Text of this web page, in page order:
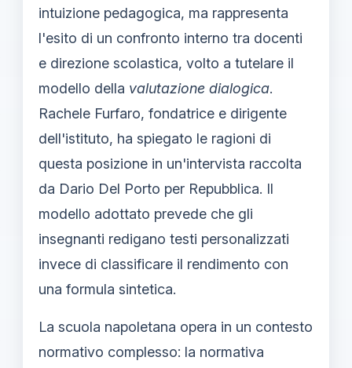
intuizione pedagogica, ma rappresenta
l'esito di un confronto interno tra docenti
e direzione scolastica, volto a tutelare il
modello della valutazione dialogica.
Rachele Furfaro, fondatrice e dirigente
dell'istituto, ha spiegato le ragioni di
questa posizione in un'intervista raccolta
da Dario Del Porto per Repubblica. Il
modello adottato prevede che gli
insegnanti redigano testi personalizzati
invece di classificare il rendimento con
una formula sintetica.
La scuola napoletana opera in un contesto
normativo complesso: la normativa